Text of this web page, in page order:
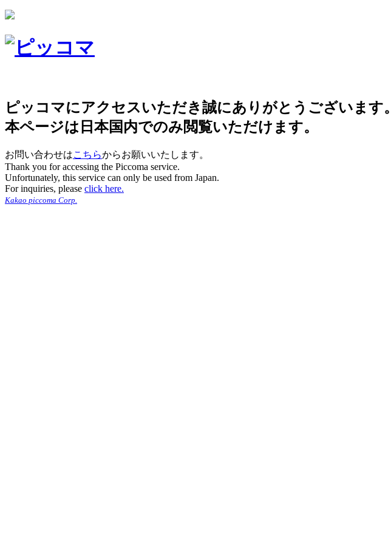
ピッコマにアクセスいただき誠にありがとうございます。
本ページは日本国内でのみ閲覧いただけます。
お問い合わせはこちらからお願いいたします。
Thank you for accessing the Piccoma service.
Unfortunately, this service can only be used from Japan.
For inquiries, please click here.
Kakao piccoma Corp.